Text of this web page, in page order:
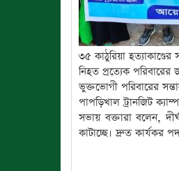
৩৫ কাঠুরিয়া
নিহত প্রত্যেক পরিবারের
ভুক্তভোগী পরিবারের
পাপড়িখাল ট্রানজিট
সভায় বক্তারা বলেন,
কাটাচ্ছে। দ্রুত কার্যকর